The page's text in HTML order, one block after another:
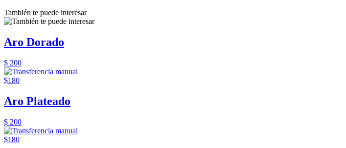
También te puede interesar
Aro Dorado
$ 200
$180
Aro Plateado
$ 200
$180